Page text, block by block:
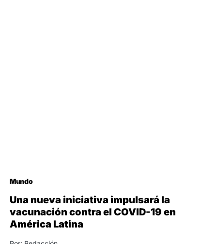
Mundo
Una nueva iniciativa impulsará la
vacunación contra el COVID-19 en
América Latina